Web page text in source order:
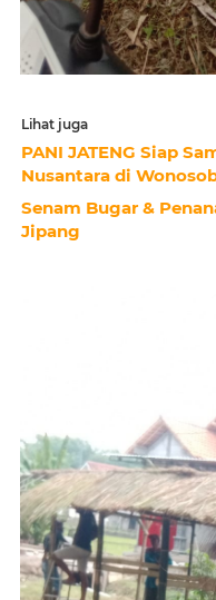
Lihat juga
PANI JATENG Siap
Nusantara di
Senam Bugar &
Jipang